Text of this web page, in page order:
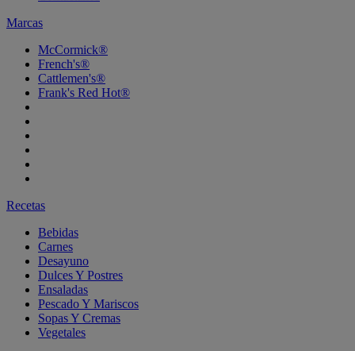
Marcas
McCormick®
French's®
Cattlemen's®
Frank's Red Hot®
Recetas
Bebidas
Carnes
Desayuno
Dulces Y Postres
Ensaladas
Pescado Y Mariscos
Sopas Y Cremas
Vegetales